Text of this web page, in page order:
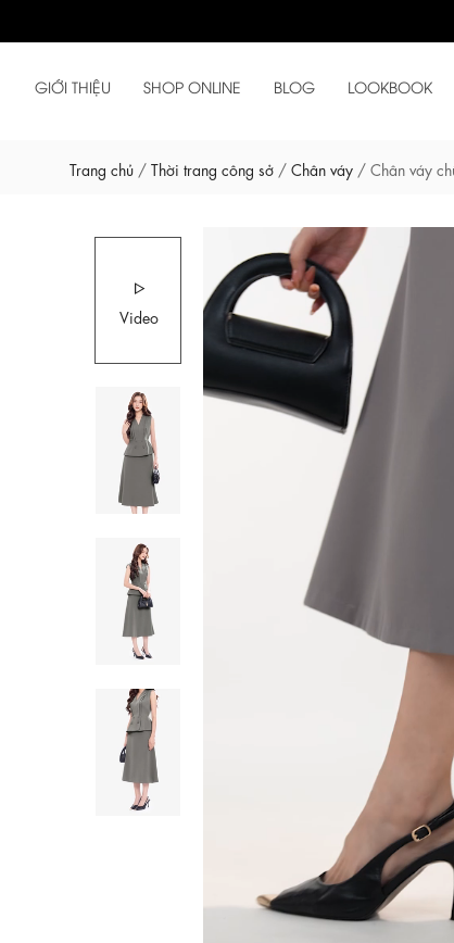
GIỚI THIỆU SHOP ONLINE BLOG LOOKBOOK
Trang chủ / Thời trang công sở / Chân váy / Chân váy
Video